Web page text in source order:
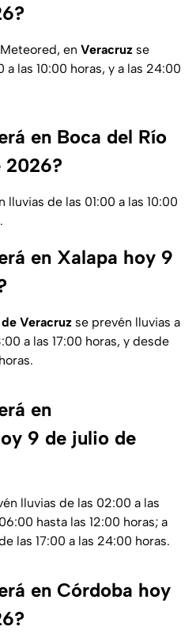
en Veracruz se
a las 10:00 horas, y a las 24:00
en Boca del Río
2026?
lluvias de las 01:00 a las 10:00
en Xalapa hoy 9
Veracruz se prevén lluvias a
a las 17:00 horas, y desde
en
9 de julio de
lluvias de las 02:00 a las
hasta las 12:00 horas; a
las 17:00 a las 24:00 horas.
en Córdoba hoy